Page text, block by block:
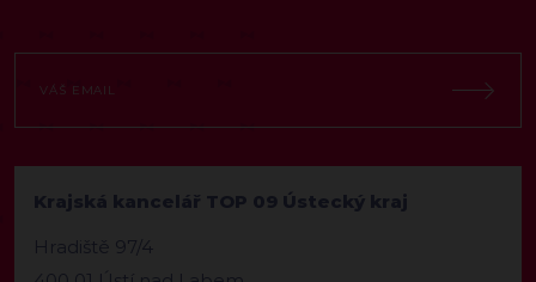
Krajská kancelář TOP 09 Ústecký kraj
Hradiště 97/4